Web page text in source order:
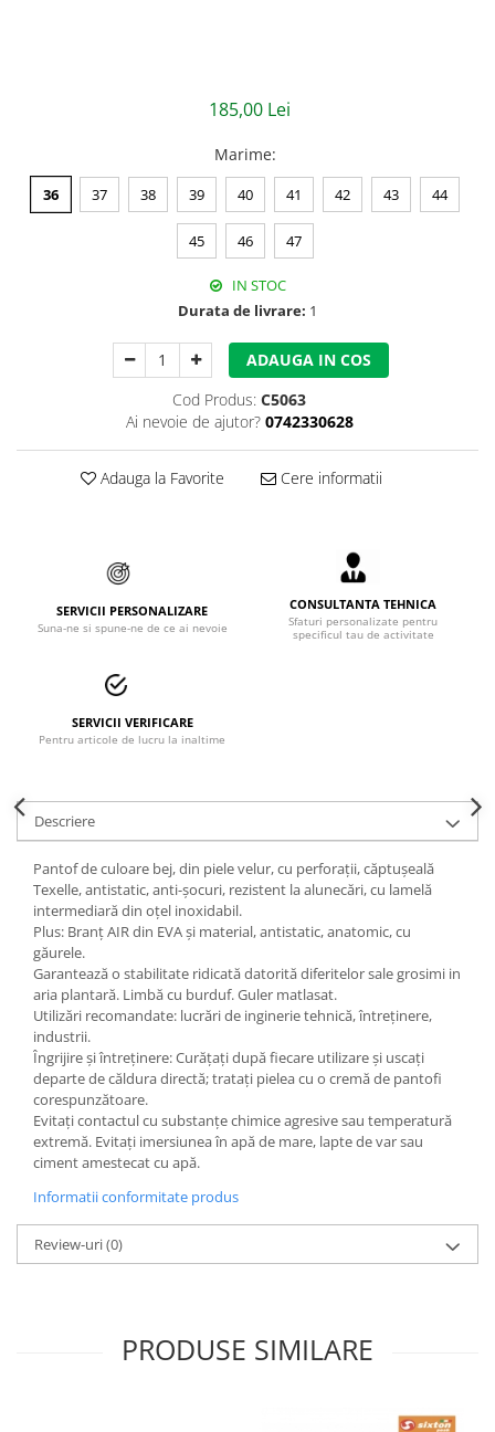
Veste
Opritoare de cadere
Sisteme de acces in canale
Incaltaminte
Sandale de protectie
Bocanci de protectie
Cizme de protectie
Incaltaminte ESD
Pantofi fara protectie
Protectie chimica
Saboti
Manusi
Manecute
Manusi fibre speciale
Manusi latex
Manusi neopren
185,00 Lei
Marime:
36 37 38 39 40 41 42 43 44
45 46 47
IN STOC
Durata de livrare: 1
ADAUGA IN COS
Cod Produs: C5063
Ai nevoie de ajutor? 0742330628
Adauga la Favorite Cere informatii
SERVICII PERSONALIZARE
Suna-ne si spune-ne de ce ai nevoie
CONSULTANTA TEHNICA
Sfaturi personalizate pentru
specificul tau de activitate
SERVICII VERIFICARE
Pentru articole de lucru la inaltime
Descriere
Pantof de culoare bej, din piele velur, cu perforaţii, căptuşeală
Texelle, antistatic, anti-şocuri, rezistent la alunecări, cu lamelă
intermediară din oțel inoxidabil.
Plus: Branț AIR din EVA şi material, antistatic, anatomic, cu
găurele.
Garantează o stabilitate ridicată datorită diferitelor sale grosimi in
aria plantară. Limbă cu burduf. Guler matlasat.
Utilizări recomandate: lucrări de inginerie tehnică, întreţinere,
industrii.
Îngrijire şi întreținere: Curățați după fiecare utilizare şi uscați
departe de căldura directă; tratați pielea cu o cremă de pantofi
corespunzătoare.
Evitați contactul cu substanțe chimice agresive sau temperatură
extremă. Evitați imersiunea în apă de mare, lapte de var sau
ciment amestecat cu apă.
Informatii conformitate produs
Review-uri(0)
PRODUSE SIMILARE